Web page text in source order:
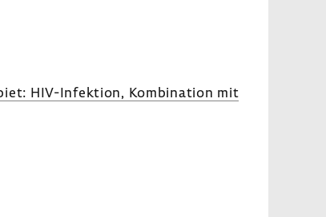
HIV-​Infektion, Kombi­na­tion mit